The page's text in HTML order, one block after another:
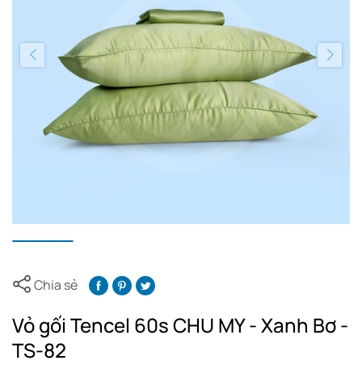
Chia sẻ
Vỏ gối Tencel 60s CHU MY - Xanh Bơ -
TS-82